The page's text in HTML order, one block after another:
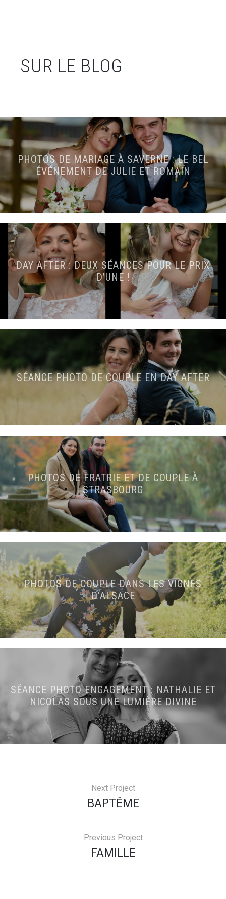
SUR LE BLOG
PHOTOS DE MARIAGE À SAVERNE : LE BEL
ÉVÉNEMENT DE JULIE ET ROMAIN
DAY AFTER : DEUX SÉANCES POUR LE PRIX
D’UNE !
SÉANCE PHOTO DE COUPLE EN DAY AFTER
PHOTOS DE FRATRIE ET DE COUPLE À
STRASBOURG
PHOTOS DE COUPLE DANS LES VIGNES
D’ALSACE
SÉANCE PHOTO ENGAGEMENT : NATHALIE ET
NICOLAS SOUS UNE LUMIÈRE DIVINE
Next Project
BAPTÊME
Previous Project
FAMILLE